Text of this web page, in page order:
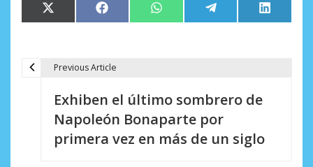
Compartir
en
X
(Twitter)
Compartir
en
Facebook Compartir
en
WhatsApp Compartir
en
Telegram
en
LinkedIn
Previous Article
Exhiben el último sombrero de
Napoleón Bonaparte por
primera vez en más de un siglo